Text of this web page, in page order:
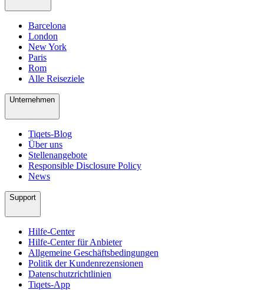
Barcelona
London
New York
Paris
Rom
Alle Reiseziele
Unternehmen
Tiqets-Blog
Über uns
Stellenangebote
Responsible Disclosure Policy
News
Support
Hilfe-Center
Hilfe-Center für Anbieter
Allgemeine Geschäftsbedingungen
Politik der Kundenrezensionen
Datenschutzrichtlinien
Tiqets-App